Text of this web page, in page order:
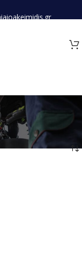
Showing the single result